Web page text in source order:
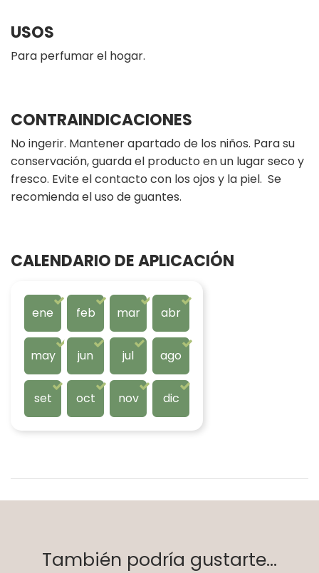
USOS
Para perfumar el hogar.
CONTRAINDICACIONES
No ingerir. Mantener apartado de los niños. Para su
conservación, guarda el producto en un lugar seco y
fresco. Evite el contacto con los ojos y la piel. Se
recomienda el uso de guantes.
CALENDARIO DE APLICACIÓN
ene feb mar abr
may jun jul ago
set oct nov dic
También podría gustarte...